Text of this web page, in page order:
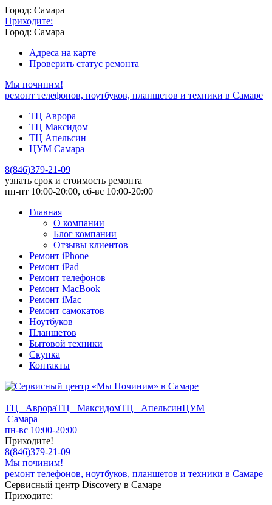
Город: Самара
Приходите:
Город: Самара
Адреса на карте
Проверить статус ремонта
Мы починим!
ремонт телефонов, ноутбуков, планшетов и техники в Самаре
ТЦ Аврора
ТЦ Максидом
ТЦ Апельсин
ЦУМ Самара
8(846)379-21-09
узнать срок и стоимость ремонта
пн-пт 10:00-20:00, сб-вс 10:00-20:00
Главная
О компании
Блог компании
Отзывы клиентов
Ремонт iPhone
Ремонт iPad
Ремонт телефонов
Ремонт MacBook
Ремонт iMac
Ремонт самокатов
Ноутбуков
Планшетов
Бытовой техники
Скупка
Контакты
ТЦ АврораТЦ МаксидомТЦ АпельсинЦУМ
Самара
пн-вс 10:00-20:00
Приходите!
8(846)379-21-09
Мы починим!
ремонт телефонов, ноутбуков, планшетов и техники в Самаре
Сервисный центр Discovery в Самаре
Приходите: